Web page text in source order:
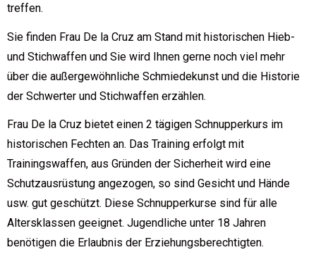
treffen.
Sie finden Frau De la Cruz am Stand mit historischen Hieb-
und Stichwaffen und Sie wird Ihnen gerne noch viel mehr
über die außergewöhnliche Schmiedekunst und die Historie
der Schwerter und Stichwaffen erzählen.
Frau De la Cruz bietet einen 2 tägigen Schnupperkurs im
historischen Fechten an. Das Training erfolgt mit
Trainingswaffen, aus Gründen der Sicherheit wird eine
Schutzausrüstung angezogen, so sind Gesicht und Hände
usw. gut geschützt. Diese Schnupperkurse sind für alle
Altersklassen geeignet. Jugendliche unter 18 Jahren
benötigen die Erlaubnis der Erziehungsberechtigten.